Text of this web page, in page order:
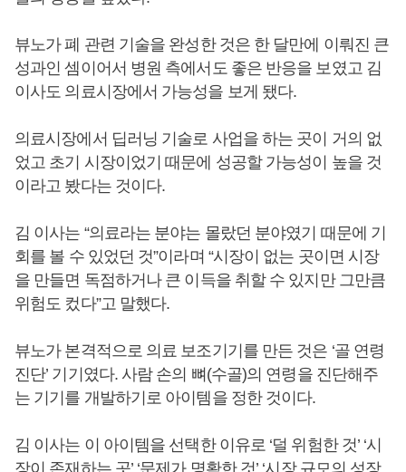
뷰노가 폐 관련 기술을 완성한 것은 한 달만에 이뤄진 큰
성과인 셈이어서 병원 측에서도 좋은 반응을 보였고 김
이사도 의료시장에서 가능성을 보게 됐다.
의료시장에서 딥러닝 기술로 사업을 하는 곳이 거의 없
었고 초기 시장이었기 때문에 성공할 가능성이 높을 것
이라고 봤다는 것이다.
김 이사는 “의료라는 분야는 몰랐던 분야였기 때문에 기
회를 볼 수 있었던 것”이라며 “시장이 없는 곳이면 시장
을 만들면 독점하거나 큰 이득을 취할 수 있지만 그만큼
위험도 컸다”고 말했다.
뷰노가 본격적으로 의료 보조기기를 만든 것은 ‘골 연령
진단’ 기기였다. 사람 손의 뼈(수골)의 연령을 진단해주
는 기기를 개발하기로 아이템을 정한 것이다.
김 이사는 이 아이템을 선택한 이유로 ‘덜 위험한 것’ ‘시